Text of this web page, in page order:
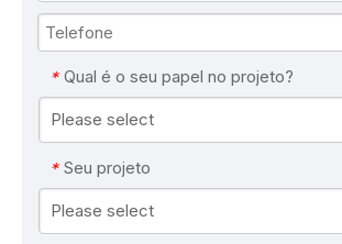
* Qual é o seu papel no projeto?
Please select
* Seu projeto
Please select